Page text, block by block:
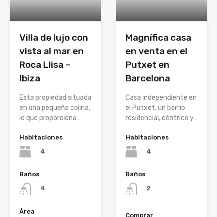
Villa de lujo con
vista al mar en
Roca Llisa –
Ibiza
Esta propiedad situada
en una pequeña colina,
lo que proporciona…
Habitaciones
4
Baños
4
Área
Magnífica casa
en venta en el
Putxet en
Barcelona
Casa independiente en
el Putxet, un barrio
residencial, céntrico y…
Habitaciones
4
Baños
2
Comprar